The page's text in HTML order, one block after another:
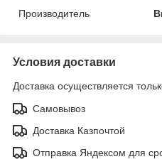
Производитель
Условия доставки
Доставка осуществляется
Самовывоз
Доставка Казпочтой
Отправка Яндексом для